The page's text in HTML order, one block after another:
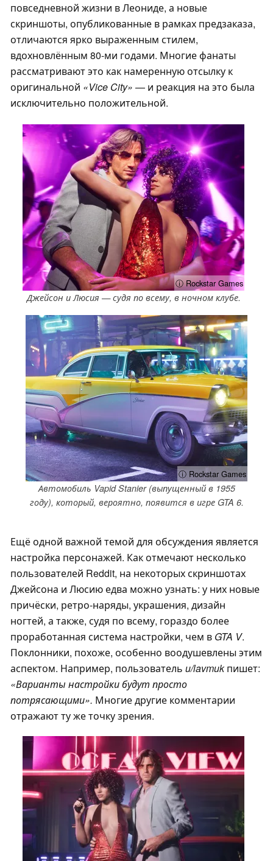
повседневной жизни в Леониде, а новые
скриншоты, опубликованные в рамках предзаказа,
отличаются ярко выраженным стилем,
вдохновлённым 80-ми годами. Многие фанаты
рассматривают это как намеренную отсылку к
оригинальной «Vice City» — и реакция на это была
исключительно положительной.
ⓘ Rockstar Games
Джейсон и Люсия — судя по всему, в ночном клубе.
ⓘ Rockstar Games
Автомобиль Vapid Stanier (выпущенный в 1955
году), который, вероятно, появится в игре GTA 6.
Ещё одной важной темой для обсуждения является
настройка персонажей. Как отмечают несколько
пользователей Reddit, на некоторых скриншотах
Джейсона и Люсию едва можно узнать: у них новые
причёски, ретро-наряды, украшения, дизайн
ногтей, а также, судя по всему, гораздо более
проработанная система настройки, чем в GTA V.
Поклонники, похоже, особенно воодушевлены этим
аспектом. Например, пользователь u/lavmukпишет:
«Варианты настройки будут просто
потрясающими». Многие другие комментарии
отражают ту же точку зрения.